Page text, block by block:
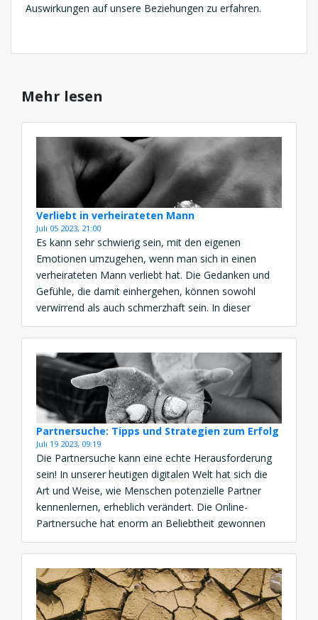
Auswirkungen auf unsere Beziehungen zu erfahren.
Mehr lesen
Verliebt in verheirateten Mann
Juli 05 2023, 21:00
Es kann sehr schwierig sein, mit den eigenen
Emotionen umzugehen, wenn man sich in einen
verheirateten Mann verliebt hat. Die Gedanken und
Gefühle, die damit einhergehen, können sowohl
verwirrend als auch schmerzhaft sein. In dieser
Situationen kann es ratsam sein, den Mann
loszulassen und die Realität zu akzeptieren: Er ist
verheiratet. In diesem Artikel erfahren […]
Partnersuche: Tipps und Strategien zum Erfolg
Juli 19 2023, 09:19
Die Partnersuche kann eine echte Herausforderung
sein! In unserer heutigen digitalen Welt hat sich die
Art und Weise, wie Menschen potenzielle Partner
kennenlernen, erheblich verändert. Die Online-
Partnersuche hat enorm an Beliebtheit gewonnen
und bietet eine Vielzahl von Vorteilen. Dating-Apps
und Online-Plattformen ermöglichen es Ihnen, nach
Personen mit ähnlichen Interessen und Werten zu
suchen, unabhängig von […]